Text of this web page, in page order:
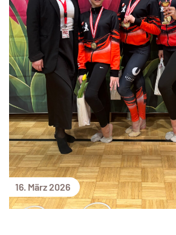
16. März 2026